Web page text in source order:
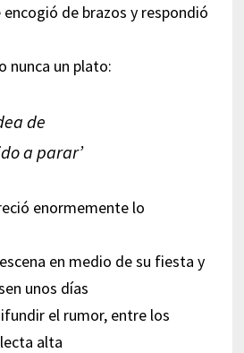
de brazos y respondió
nunca un plato:
de
a parar’
enormemente lo
en medio de su fiesta y
unos días
el rumor, entre los
alta